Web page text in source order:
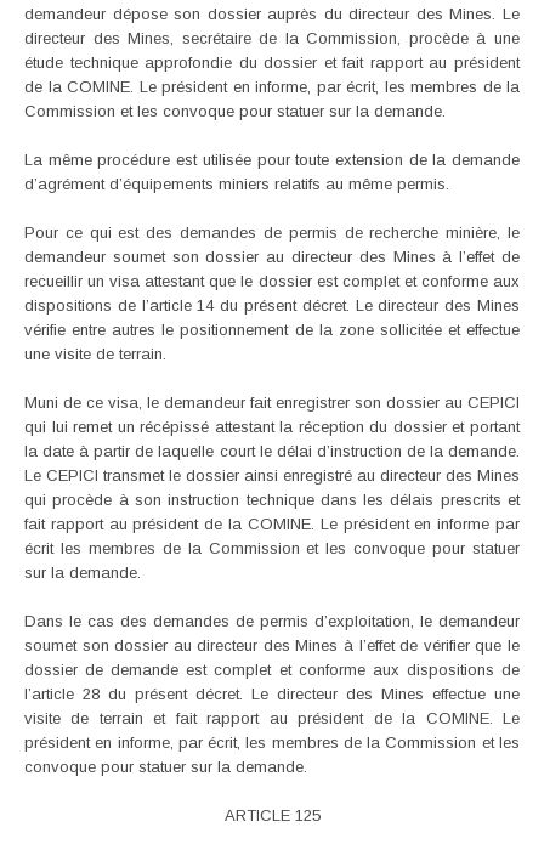
demandeur dépose son dossier auprès du directeur des Mines. Le
directeur des Mines, secrétaire de la Commission, procède à une
étude technique approfondie du dossier et fait rapport au président
de la COMINE. Le président en informe, par écrit, les membres de la
Commission et les convoque pour statuer sur la demande.
La même procédure est utilisée pour toute extension de la demande
d’agrément d’équipements miniers relatifs au même permis.
Pour ce qui est des demandes de permis de recherche minière, le
demandeur soumet son dossier au directeur des Mines à l’effet de
recueillir un visa attestant que le dossier est complet et conforme aux
dispositions de l’article 14 du présent décret. Le directeur des Mines
vérifie entre autres le positionnement de la zone sollicitée et effectue
une visite de terrain.
Muni de ce visa, le demandeur fait enregistrer son dossier au CEPICI
qui lui remet un récépissé attestant la réception du dossier et portant
la date à partir de laquelle court le délai d’instruction de la demande.
Le CEPICI transmet le dossier ainsi enregistré au directeur des Mines
qui procède à son instruction technique dans les délais prescrits et
fait rapport au président de la COMINE. Le président en informe par
écrit les membres de la Commission et les convoque pour statuer
sur la demande.
Dans le cas des demandes de permis d’exploitation, le demandeur
soumet son dossier au directeur des Mines à l’effet de vérifier que le
dossier de demande est complet et conforme aux dispositions de
l’article 28 du présent décret. Le directeur des Mines effectue une
visite de terrain et fait rapport au président de la COMINE. Le
président en informe, par écrit, les membres de la Commission et les
convoque pour statuer sur la demande.
ARTICLE 125